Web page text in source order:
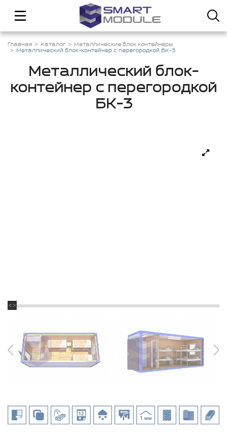
Главная Каталог
Металлические блок контейнеры
Металлический блок-контейнер с перегородкой БК-3
Металлический блок-
контейнер с перегородкой
БК-3